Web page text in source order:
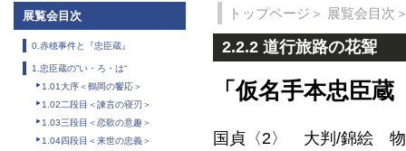
展覧会目次
0.赤穂事件と『忠臣蔵』
1.忠臣蔵の”い・ろ・は“
1.01大序＜鶴岡の饗応＞
1.02二段目＜諫言の寝刃＞
1.03三段目＜恋歌の意趣＞
1.04四段目＜来世の忠義＞
トップページ ＞ 展覧会目次
2.2.2 道行旅路の花聟
「仮名手本忠臣
国貞〈2〉 大判/錦絵